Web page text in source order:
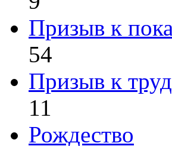
Призыв к
54
Призыв к
11
Рождество